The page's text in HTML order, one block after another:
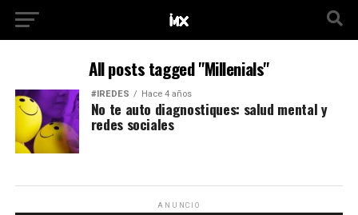
All posts tagged "Millenials"
#IREDES Hace 4 años
No te auto diagnostiques: salud mental y
redes sociales
ANUNCIO